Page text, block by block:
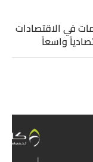
في الاقتصادات
واسعاً